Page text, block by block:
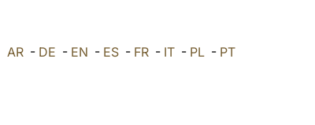
AR - DE - EN - ES - FR - IT - PL - PT